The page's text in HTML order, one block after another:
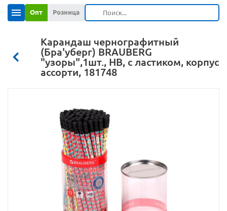
Опт Розница
Карандаш чернографитный
(Бра'уберг) BRAUBERG
"узоры",1шт., HB, с ластиком, корпус
ассорти, 181748